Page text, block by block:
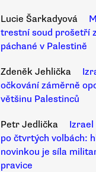
Lucie Šarkadyová
trestní soud prošetří
páchané v Palestině
Zdeněk Jehlička
očkování záměrně
většinu Palestinců
Petr Jedlička
Izrael
po čtvrtých volbách:
novinkou je síla
pravice